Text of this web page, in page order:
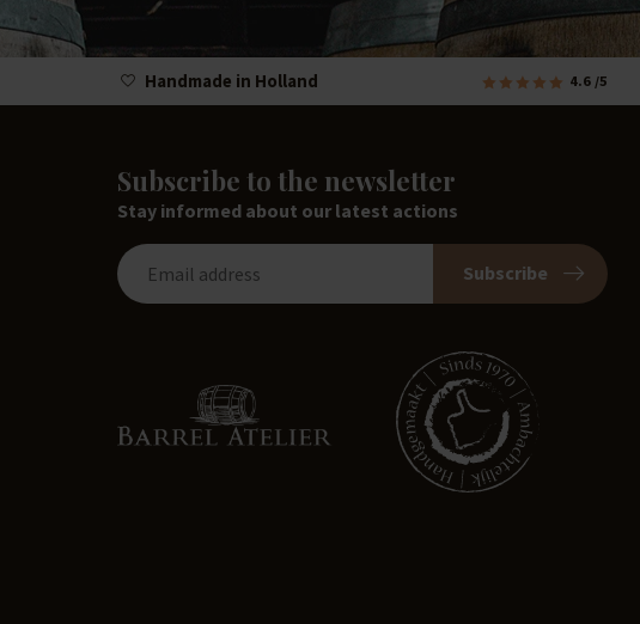
Handmade in Holland 4.6 /5
Subscribe to the newsletter
Stay informed about our latest actions
Subscribe